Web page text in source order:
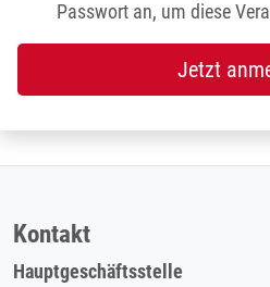
Passwort an, um diese
Jetzt
Kontakt
Hauptgeschäftsstelle